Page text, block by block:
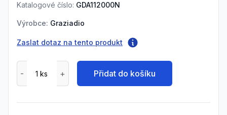
Katalogové číslo: GDA112000N
Výrobce: Graziadio
Zaslat dotaz na tento produkt
Přidat do košíku